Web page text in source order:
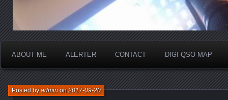
ABOUT ME ALERTER CONTACT DIGI QSO MAP
Posted byadminon2017-09-20